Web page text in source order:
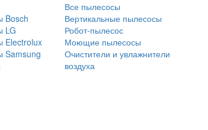
Bosch
LG
Electrolux
Samsung
Все пылесосы
Вертикальные пылесосы
Робот-пылесос
Моющие пылесосы
Очистители и увлажнители
воздуха